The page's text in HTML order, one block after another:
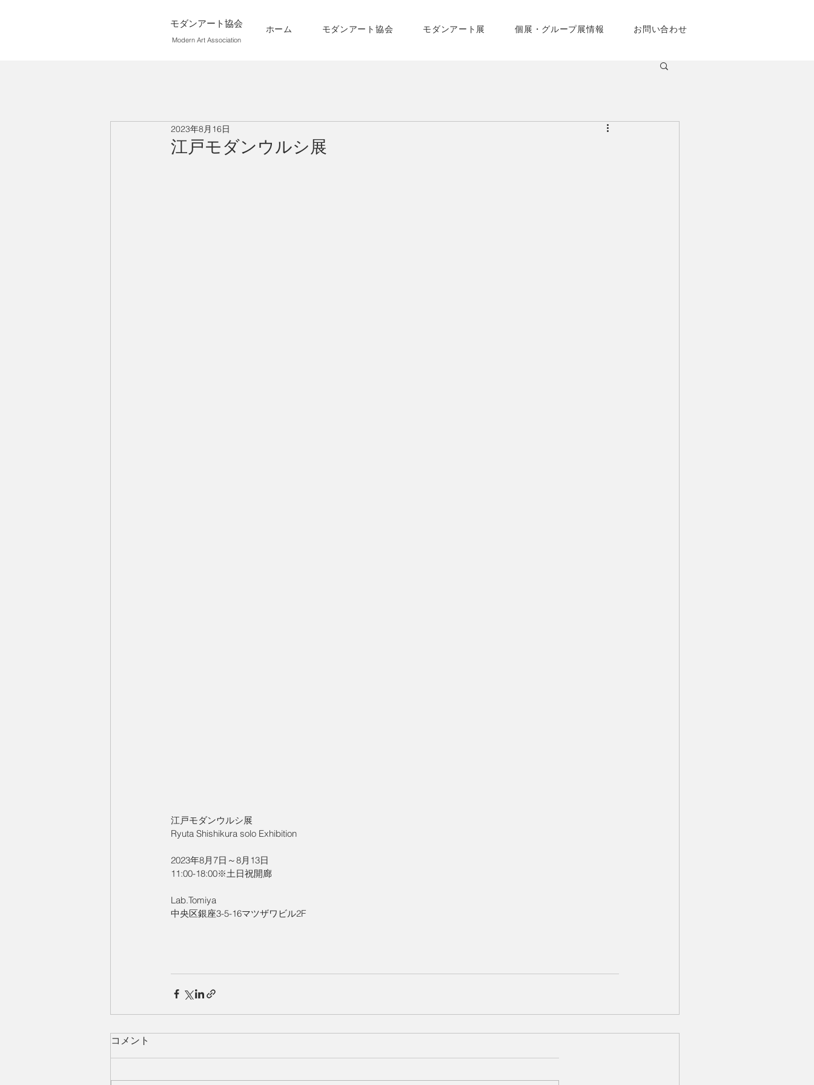
モダンアート協会
Modern Art Association
ホーム モダンアート協会 モダンアート展 個展・グループ展情報 お問い合わせ
江戸モダンウルシ展
2023年8月16日
江戸モダンウルシ展
Ryuta Shishikura solo Exhibition
2023年8月7日～8月13日
11:00-18:00※土日祝開廊
Lab.Tomiya
中央区銀座3-5-16マツザワビル2F
コメント